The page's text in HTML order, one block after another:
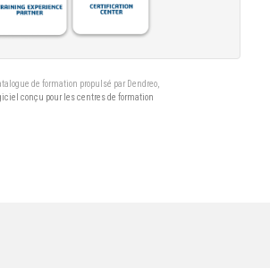
de formation propulsé par Dendreo,
conçu pour les centres de formation